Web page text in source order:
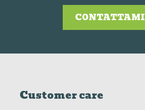
CONTATTAMI
Customer care